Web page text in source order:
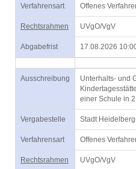
Verfahrensart Offenes
Rechtsrahmen UVgO/VgV
Abgabefrist 17.08.2026
Ausschreibung
Unterhalts- und
einer Schule in
Vergabestelle Stadt
Verfahrensart Offenes
Rechtsrahmen UVgO/VgV